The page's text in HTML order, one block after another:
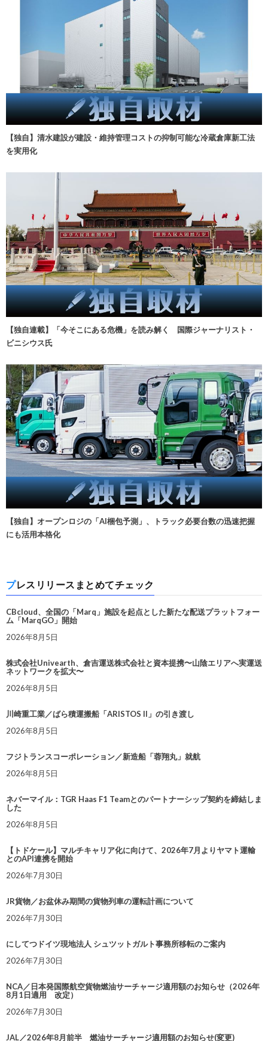
【独自】清水建設が建設・維持管理コストの抑制可能な冷蔵倉庫新工法
を実用化
【独自連載】「今そこにある危機」を読み解く 国際ジャーナリスト・
ビニシウス氏
【独自】オープンロジの「AI梱包予測」、トラック必要台数の迅速把握
にも活用本格化
プレスリリースまとめてチェック
CBcloud、全国の「Marq」施設を起点とした新たな配送プラットフォー
ム「MarqGO」開始
2026年8月5日
株式会社Univearth、倉吉運送株式会社と資本提携〜山陰エリアへ実運送
ネットワークを拡大〜
2026年8月5日
川崎重工業／ばら積運搬船「ARISTOS II」の引き渡し
2026年8月5日
フジトランスコーポレーション／新造船「蓉翔丸」就航
2026年8月5日
ネバーマイル：TGR Haas F1 Teamとのパートナーシップ契約を締結しま
した
2026年8月5日
【トドケール】マルチキャリア化に向けて、2026年7月よりヤマト運輸
とのAPI連携を開始
2026年7月30日
JR貨物／お盆休み期間の貨物列車の運転計画について
2026年7月30日
にしてつドイツ現地法人 シュツットガルト事務所移転のご案内
2026年7月30日
NCA／日本発国際航空貨物燃油サーチャージ適用額のお知らせ（2026年
8月1日適用 改定）
2026年7月30日
JAL／2026年8月前半 燃油サーチャージ適用額のお知らせ(変更)